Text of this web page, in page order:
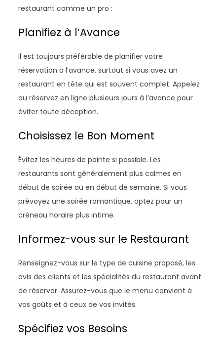
restaurant comme un pro :
Planifiez à l’Avance
Il est toujours préférable de planifier votre
réservation à l’avance, surtout si vous avez un
restaurant en tête qui est souvent complet. Appelez
ou réservez en ligne plusieurs jours à l’avance pour
éviter toute déception.
Choisissez le Bon Moment
Évitez les heures de pointe si possible. Les
restaurants sont généralement plus calmes en
début de soirée ou en début de semaine. Si vous
prévoyez une soirée romantique, optez pour un
créneau horaire plus intime.
Informez-vous sur le Restaurant
Renseignez-vous sur le type de cuisine proposé, les
avis des clients et les spécialités du restaurant avant
de réserver. Assurez-vous que le menu convient à
vos goûts et à ceux de vos invités.
Spécifiez vos Besoins